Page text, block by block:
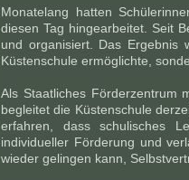
Monatelang hatten
diesen Tag hingearbeitet. Seit
und organisiert. Das
Küstenschule ermöglichte,
Als Staatliches Förderzentrum
begleitet die Küstenschule
erfahren, dass schulisches
individueller Förderung und
wieder gelingen kann,